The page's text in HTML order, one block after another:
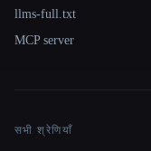
llms-full.txt
MCP server
सभी श्रेणियाँ